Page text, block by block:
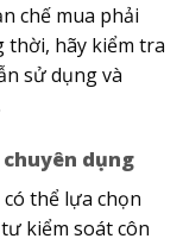
chế mua phải
thời, hãy kiểm tra
sử dụng và
dụng
thể lựa chọn
kiểm soát côn